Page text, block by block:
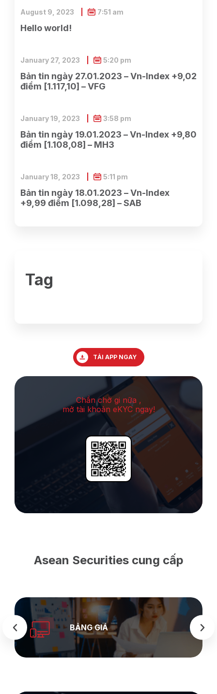
Hello world!
August 9, 2023 7:51 am
Bản tin ngày 27.01.2023 – Vn-Index +9,02
điểm [1.117,10] – VFG
January 27, 2023 5:20 pm
Bản tin ngày 19.01.2023 – Vn-Index +9,80
điểm [1.108,08] – MH3
January 19, 2023 3:58 pm
Bản tin ngày 18.01.2023 – Vn-Index
+9,99 điểm [1.098,28] – SAB
January 18, 2023 5:11 pm
Tag
TẢI APP NGAY
Chần chờ gi nữa ,
mở tài khoản eKYC ngay!
Asean Securities cung cấp
SEASTOCK
WEB